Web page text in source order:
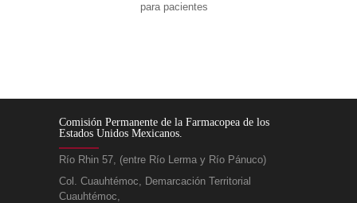
para pacientes
Comisión Permanente de la Farmacopea de los
Estados Unidos Mexicanos.
Río Rhin 57, (entre Río Lerma y Río Pánuco)
Col. Cuauhtémoc, Demarcación Territorial
Cuauhtémoc,